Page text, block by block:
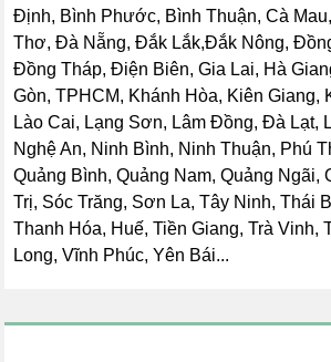
Định, Bình Phước, Bình Thuận, Cà
Thơ, Đà Nẵng, Đắk Lắk,Đắk Nông,
Đồng Tháp, Điện Biên, Gia Lai, Hà
Gòn, TPHCM, Khánh Hòa, Kiên Giang,
Lào Cai, Lạng Sơn, Lâm Đồng, Đà Lạt,
Nghệ An, Ninh Bình, Ninh Thuận, Phú
Quảng Bình, Quảng Nam, Quảng Ngãi,
Trị, Sóc Trăng, Sơn La, Tây Ninh, Thái
Thanh Hóa, Huế, Tiền Giang, Trà Vinh,
Long, Vĩnh Phúc, Yên Bái...